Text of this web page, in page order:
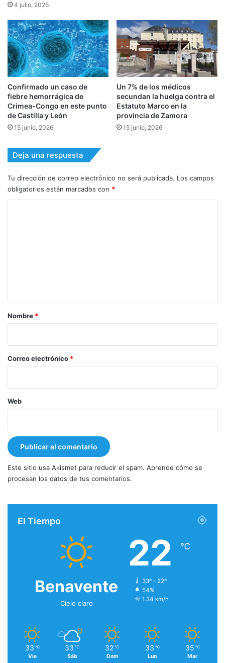
4 julio, 2026
Confirmado un caso de
fiebre hemorrágica de
Crimea-Congo en este punto
de Castilla y León
15 junio, 2026
Un 7% de los médicos
secundan la huelga contra el
Estatuto Marco en la
provincia de Zamora
15 junio, 2026
Deja una respuesta
Tu dirección de correo electrónico no será publicada. Los campos
obligatorios están marcados con *
r
*
Nombre *
Correo electrónico *
Web
Este sitio usa Akismet para reducir el spam. Aprende cómo se
procesan los datos de tus comentarios.
El Tiempo
Benavente
Cielo claro
22 ℃
33º - 22º
54%
1.34 km/h
33 ℃
Vie
33 ℃
Sáb
32 ℃
Dom
33 ℃
Lun
35 ℃
Mar